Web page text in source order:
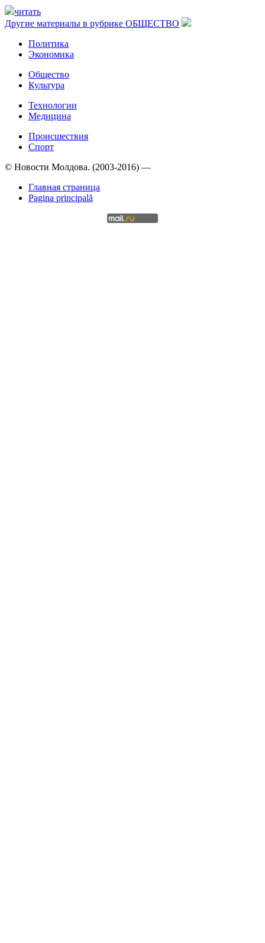
читать
Другие материалы в рубрике ОБЩЕСТВО
Политика
Экономика
Общество
Культура
Технологии
Медицина
Происшествия
Спорт
© Новости Молдова. (2003-2016) —
Главная страница
Pagina principală